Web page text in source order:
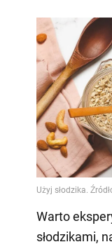
Warto
słodzikami,